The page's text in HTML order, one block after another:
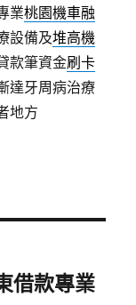
業桃園機車融
設備及堆高機
款筆資金刷卡
達牙周病治療
地方
借款專業